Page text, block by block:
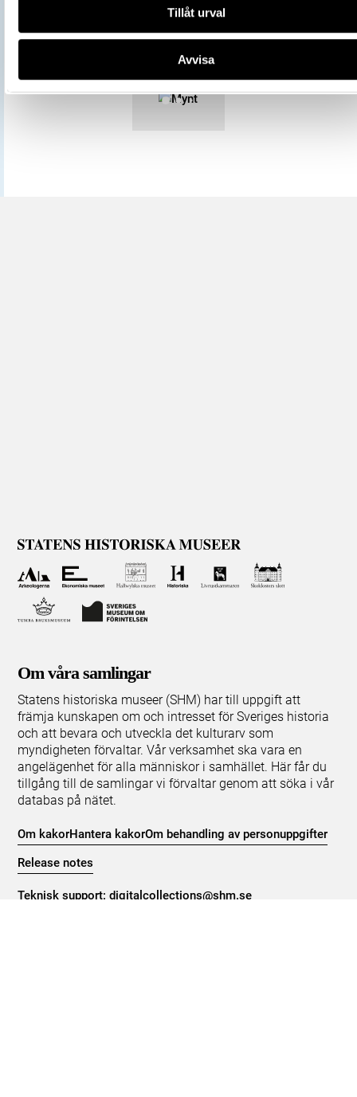
Tillåt urval
Avvisa
All textinformation (metadata) på denna sida är fri att använda
Mer information om licenser hos Statens historiska museer.
Om våra samlingar
Statens historiska museer (SHM) har till uppgift att
främja kunskapen om och intresset för Sveriges historia
och att bevara och utveckla det kulturarv som
myndigheten förvaltar. Vår verksamhet ska vara en
angelägenhet för alla människor i samhället. Här får du
tillgång till de samlingar vi förvaltar genom att söka i vår
databas på nätet.
Om kakorHantera kakorOm behandling av personuppgifter
Release notes
Teknisk support:digitalcollections@shm.se